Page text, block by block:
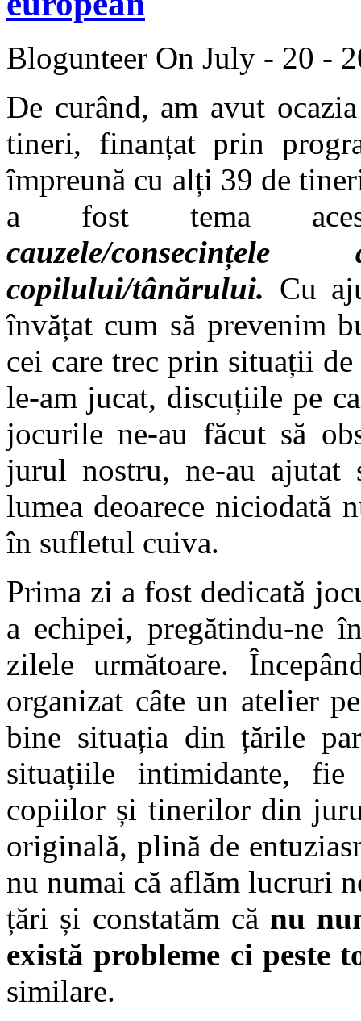
Blogunteer On July - 20 -
De curând, am avut
tineri, finanțat prin
împreună cu alți 39 de
a fost tema
cauzele/
copilului/tânărului. Cu
învățat cum să prevenim
cei care trec prin situații de
le-am jucat, discuțiile pe
jocurile ne-au făcut să
jurul nostru, ne-au
lumea deoarece niciodată
în sufletul cuiva.
Prima zi a fost dedicată
a echipei, pregătindu-ne
zilele următoare.
organizat câte un atelier
bine situația din țările
situațiile intimidante,
copiilor și tinerilor din
originală, plină de
nu numai că aflăm lucruri
țări și constatăm că nu
există probleme ci peste
similare.